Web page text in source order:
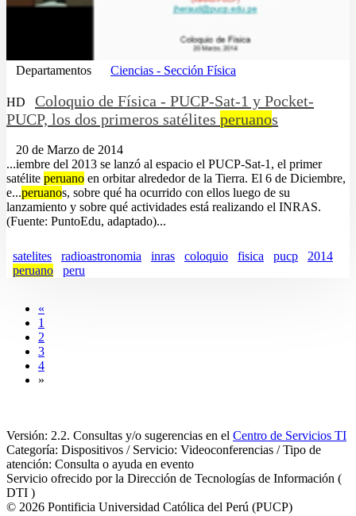
Departamentos Ciencias - Sección Física
HD
Coloquio de Física - PUCP-Sat-1 y Pocket-
PUCP, los dos primeros satélites peruanos
20 de Marzo de 2014
...iembre del 2013 se lanzó al espacio el PUCP-Sat-1, el primer
satélite peruano en orbitar alrededor de la Tierra. El 6 de Diciembre,
e...peruanos, sobre qué ha ocurrido con ellos luego de su
lanzamiento y sobre qué actividades está realizando el INRAS.
(Fuente: PuntoEdu, adaptado)...
satelites radioastronomia inras coloquio fisica pucp
2014
peruano
peru
«
1
2
3
4
»
Versión: 2.2. Consultas y/o sugerencias en el Centro de Servicios TI
Categoría: Dispositivos / Servicio: Videoconferencias / Tipo de
atención: Consulta o ayuda en evento
Servicio ofrecido por la Dirección de Tecnologías de Información (
DTI )
© 2026 Pontificia Universidad Católica del Perú (PUCP)